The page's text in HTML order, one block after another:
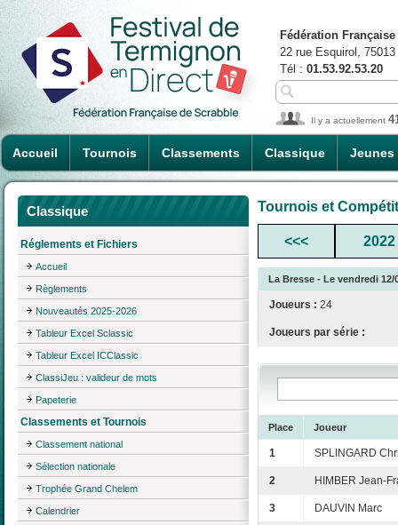
Accueil Tournois Classements Classique Jeunes
Fédération
22 rue Esquirol,
Tél : 01.53.92.53.20
Il y a actuellement
Classique
Réglements et Fichiers
Accueil
Règlements
Nouveautés 2025-2026
Tableur Excel Sclassic
Tableur Excel ICClassic
ClassiJeu : valideur de mots
Papeterie
Classements et Tournois
Classement national
Sélection nationale
Trophée Grand Chelem
Calendrier
Tournois et
<<< 2022
La Bresse - Le vendredi 12/
Joueurs : 24
Joueurs par série :
Place Joueur
1 SPLINGARD
2 HIMBER Jean-
3 DAUVIN Marc